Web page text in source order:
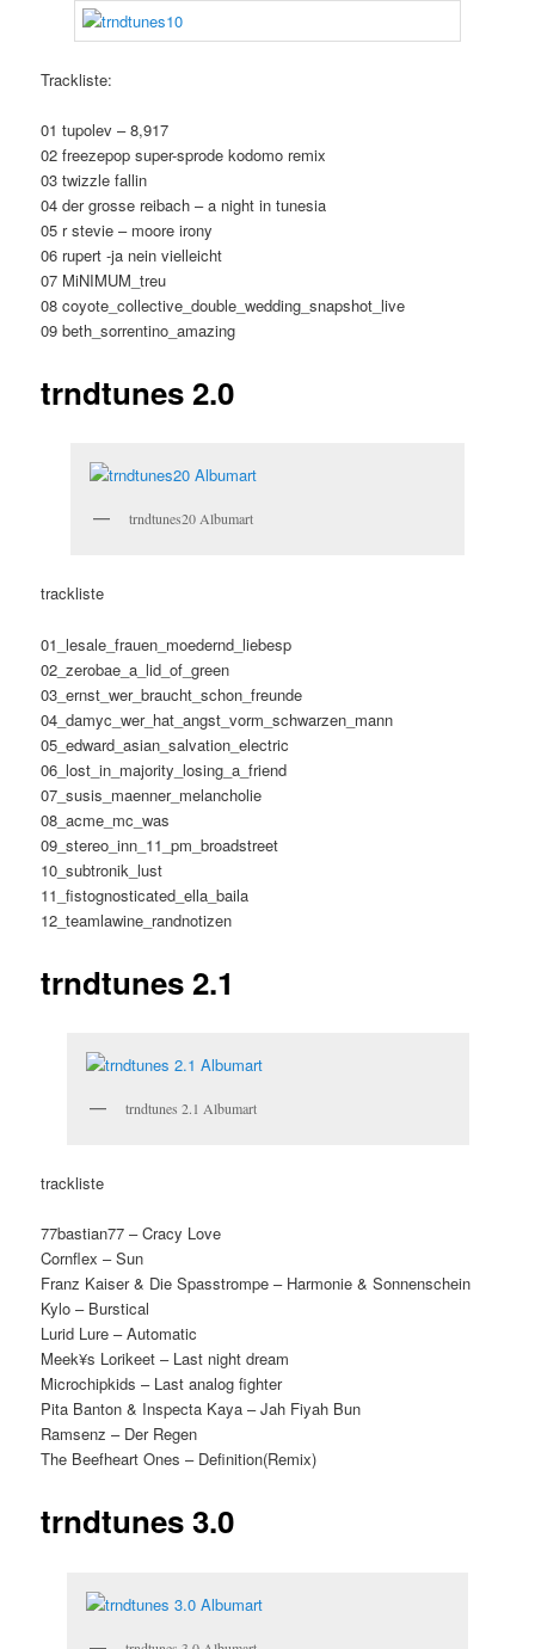
Trackliste:
01 tupolev – 8,917
02 freezepop super-sprode kodomo remix
03 twizzle fallin
04 der grosse reibach – a night in tunesia
05 r stevie – moore irony
06 rupert -ja nein vielleicht
07 MiNIMUM_treu
08 coyote_collective_double_wedding_snapshot_live
09 beth_sorrentino_amazing
trndtunes 2.0
trndtunes20 Albumart
trackliste
01_lesale_frauen_moedernd_liebesp
02_zerobae_a_lid_of_green
03_ernst_wer_braucht_schon_freunde
04_damyc_wer_hat_angst_vorm_schwarzen_mann
05_edward_asian_salvation_electric
06_lost_in_majority_losing_a_friend
07_susis_maenner_melancholie
08_acme_mc_was
09_stereo_inn_11_pm_broadstreet
10_subtronik_lust
11_fistognosticated_ella_baila
12_teamlawine_randnotizen
trndtunes 2.1
trndtunes 2.1 Albumart
trackliste
77bastian77 – Cracy Love
Cornflex – Sun
Franz Kaiser & Die Spasstrompe – Harmonie & Sonnenschein
Kylo – Burstical
Lurid Lure – Automatic
Meek¥s Lorikeet – Last night dream
Microchipkids – Last analog fighter
Pita Banton & Inspecta Kaya – Jah Fiyah Bun
Ramsenz – Der Regen
The Beefheart Ones – Definition(Remix)
trndtunes 3.0